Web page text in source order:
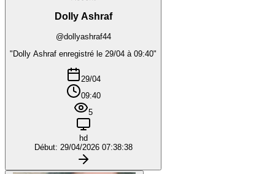
Dolly Ashraf
@dollyashraf44
"Dolly Ashraf enregistré le 29/04 à 09:40"
29/04
09:40
5
hd
Début: 29/04/2026 07:38:38